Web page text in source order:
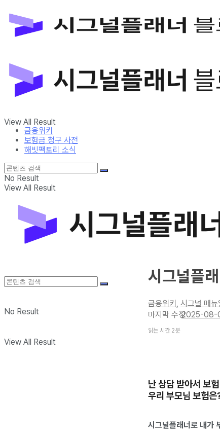
보험금 청구 사전
해빗팩토리 소식
View All Result
금융위키
보험금 청구 사전
해빗팩토리 소식
No Result
View All Result
No Result
View All Result
시그널플
금융위키 , 시그널 매뉴
2025-08-
읽는 시간 2분
난 상담 받아서 보
우리 부모님 보험은
시그널플래너로 내가